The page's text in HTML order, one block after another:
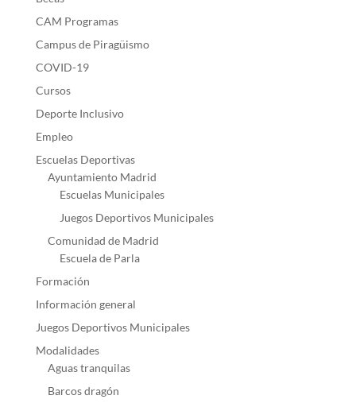
CAM Programas
Campus de Piragüismo
COVID-19
Cursos
Deporte Inclusivo
Empleo
Escuelas Deportivas
Ayuntamiento Madrid
Escuelas Municipales
Juegos Deportivos Municipales
Comunidad de Madrid
Escuela de Parla
Formación
Información general
Juegos Deportivos Municipales
Modalidades
Aguas tranquilas
Barcos dragón